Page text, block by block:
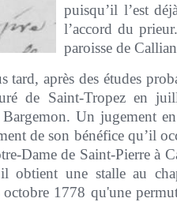
puisqu’il l’est
l’accord du
paroisse de
tard, après des études
de Saint-Tropez en
Un jugement
de son bénéfice qu’il
Dame de Saint-Pierre à
il obtient une stalle au
1778 qu'une